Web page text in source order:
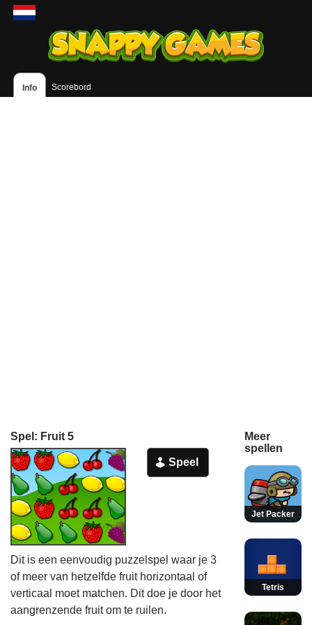
Info Scorebord
Spel: Fruit 5
Speel
Dit is een eenvoudig puzzelspel waar je 3
of meer van hetzelfde fruit horizontaal of
verticaal moet matchen. Dit doe je door het
aangrenzende fruit om te ruilen.
Meer
spellen
Jet Packer
Tetris